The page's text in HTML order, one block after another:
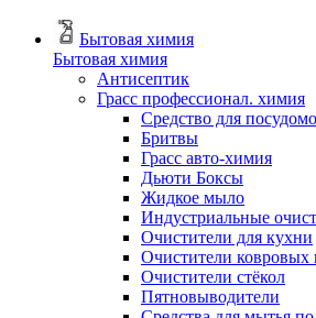
Бытовая химия
Бытовая химия
Антисептик
Грасс профессионал. химия
Cредство для
Бритвы
Грасс авто-химия
Дьюти Боксы
Жидкое мыло
Индустриальные
Очистители для кухни
Очистители ковровых
Очистители стёкол
Пятновыводители